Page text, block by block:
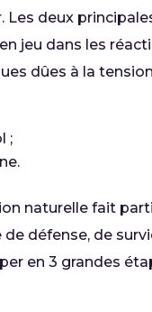
Les deux
jeu dans les
dûes à la
;
naturelle fait
défense, de
en 3 grandes